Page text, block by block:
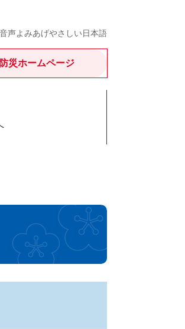
音声よみあげやさしい日本語
防災ホームページ